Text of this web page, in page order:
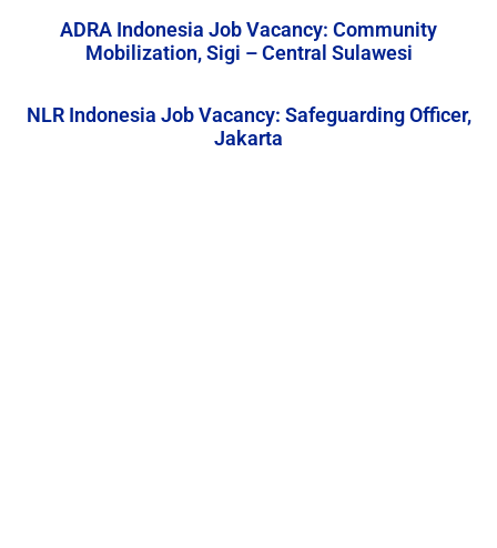
ADRA Indonesia Job Vacancy: Community
Mobilization, Sigi – Central Sulawesi
NLR Indonesia Job Vacancy: Safeguarding Officer,
Jakarta